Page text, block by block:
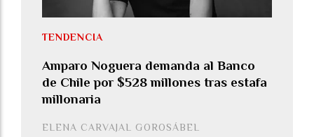
Amparo Noguera demanda al Banco
de Chile por $528 millones tras estafa
millonaria
ELENA CARVAJAL GOROSÁBEL
TENDENCIA